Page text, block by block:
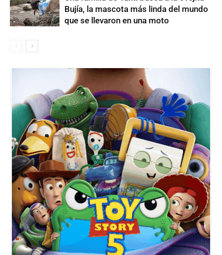
Bujía, la mascota más linda del mundo
que se llevaron en una moto